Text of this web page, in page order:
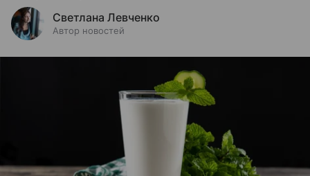
Светлана Левченко
Автор новостей